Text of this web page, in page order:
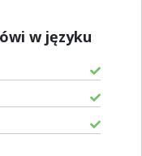
w języku